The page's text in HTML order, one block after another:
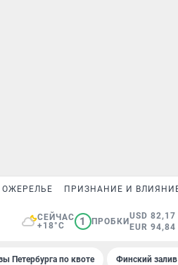
ПРИЗНАНИЕ И
СЕЙЧАС
+18°C
1 ПРОБКИ
USD 82,17
EUR 94,84
Петербурга по квоте Финский